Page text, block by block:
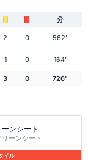
分
2 0 562'
1 0 164'
3 0 726'
ーンシート
ーンシート
イル